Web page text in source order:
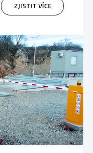
ZJISTIT VÍCE